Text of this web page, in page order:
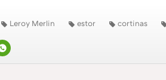
Leroy Merlin estor cortinas